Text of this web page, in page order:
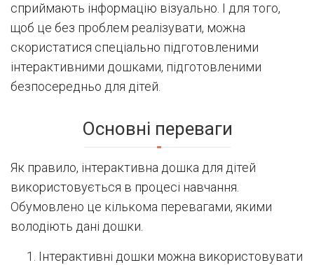
сприймають інформацію візуально. І для того,
щоб це без проблем реалізувати, можна
скористатися спеціально підготовленими
інтерактивними дошками, підготовленими
безпосередньо для дітей.
Основні переваги
Як правило, інтерактивна дошка для дітей
використовується в процесі навчання.
Обумовлено це кількома перевагами, якими
володіють дані дошки.
Інтерактивні дошки можна використовувати